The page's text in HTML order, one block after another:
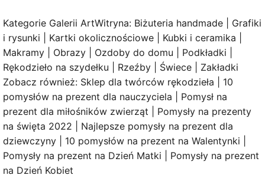
Kategorie Galerii ArtWitryna: Biżuteria handmade | Grafiki
i rysunki | Kartki okolicznościowe | Kubki i ceramika |
Makramy | Obrazy | Ozdoby do domu | Podkładki |
Rękodzieło na szydełku | Rzeźby | Świece | Zakładki
Zobacz również: Sklep dla twórców rękodzieła | 10
pomysłów na prezent dla nauczyciela | Pomysł na
prezent dla miłośników zwierząt | Pomysły na prezenty
na święta 2022 | Najlepsze pomysły na prezent dla
dziewczyny | 10 pomysłów na prezent na Walentynki |
Pomysły na prezent na Dzień Matki | Pomysły na prezent
na Dzień Kobiet